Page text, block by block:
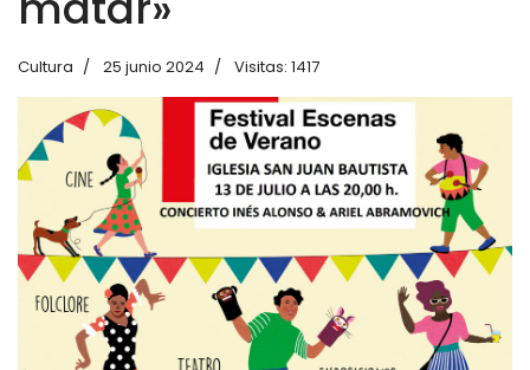
Cultura 25 junio 2024 Visitas: 1417